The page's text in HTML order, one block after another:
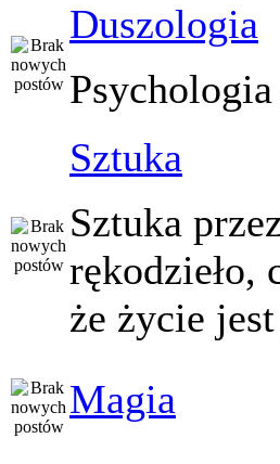
Duszologia
Sztuka
Sztuka
rękodzieło,
że życie
Magia